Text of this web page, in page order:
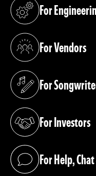
For
(opens in a new tab)
For Vendors
(opens in a new tab)
For
(opens in a new tab)
For Investors
(opens in a new tab)
For Help,
(opens in a new tab)